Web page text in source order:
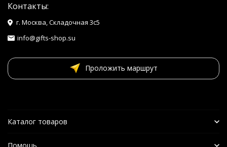
Контакты:
г. Москва, Складочная 3с5
info@gifts-shop.su
Проложить маршрут
Каталог товаров